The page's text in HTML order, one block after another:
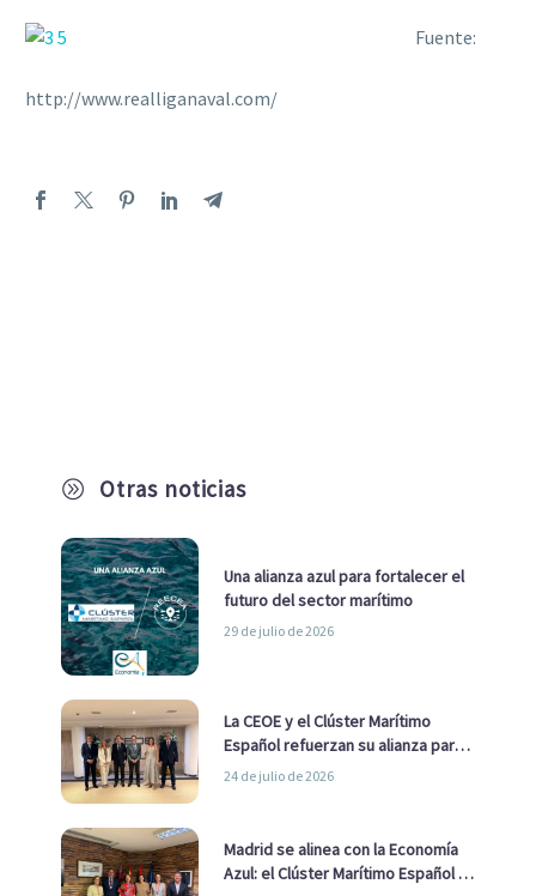
A Otras noticias
Una alianza azul para fortalecer el
futuro del sector marítimo
29 de julio de 2026
La CEOE y el Clúster Marítimo
Español refuerzan su alianza para
impulsar una estrategia Nacional
24 de julio de 2026
Madrid se alinea con la Economía
Azul: el Clúster Marítimo Español y
Fuente:
http://www.realliganaval.com/